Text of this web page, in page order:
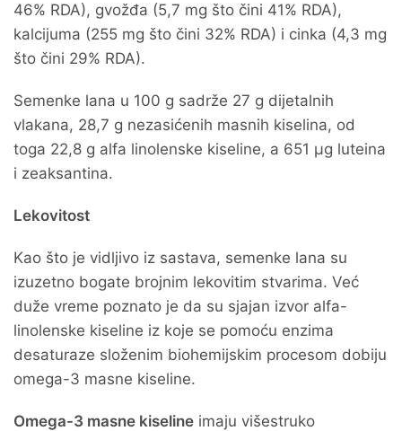
46% RDA), gvožđa (5,7 mg što čini 41% RDA),
kalcijuma (255 mg što čini 32% RDA) i cinka (4,3 mg
što čini 29% RDA).
Semenke lana u 100 g sadrže 27 g dijetalnih
vlakana, 28,7 g nezasićenih masnih kiselina, od
toga 22,8 g alfa linolenske kiseline, a 651 µg luteina
i zeaksantina.
Lekovitost
Kao što je vidljivo iz sastava, semenke lana su
izuzetno bogate brojnim lekovitim stvarima. Već
duže vreme poznato je da su sjajan izvor alfa-
linolenske kiseline iz koje se pomoću enzima
desaturaze složenim biohemijskim procesom dobiju
omega-3 masne kiseline.
Omega-3 masne kiseline imaju višestruko